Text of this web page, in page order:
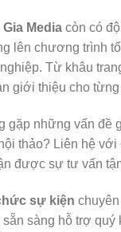
Gia Media còn có
lên chương trình
Từ khâu
giới thiệu cho
gặp những vấn đề
thảo? Liên hệ với
được sự tư vấn
sự kiện
sẵn sàng hỗ trợ quý